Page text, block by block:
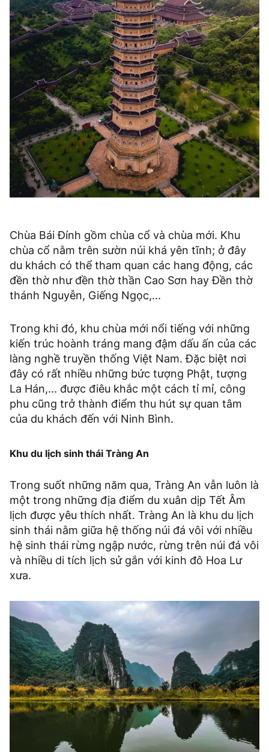
Chùa Bái Đính gồm chùa cổ và chùa mới. Khu
chùa cổ nằm trên sườn núi khá yên tĩnh; ở đây
du khách có thể tham quan các hang động, các
đền thờ như đền thờ thần Cao Sơn hay Đền thờ
thánh Nguyễn, Giếng Ngọc,...
Trong khi đó, khu chùa mới nổi tiếng với những
kiến trúc hoành tráng mang đậm dấu ấn của các
làng nghề truyền thống Việt Nam. Đặc biệt nơi
đây có rất nhiều những bức tượng Phật, tượng
La Hán,... được điêu khắc một cách tỉ mỉ, công
phu cũng trở thành điểm thu hút sự quan tâm
của du khách đến với Ninh Bình.
Khu du lịch sinh thái Tràng An
Trong suốt những năm qua, Tràng An vẫn luôn là
một trong những địa điểm du xuân dịp Tết Âm
lịch được yêu thích nhất. Tràng An là khu du lịch
sinh thái nằm giữa hệ thống núi đá vôi với nhiều
hệ sinh thái rừng ngập nước, rừng trên núi đá vôi
và nhiều di tích lịch sử gắn với kinh đô Hoa Lư
xưa.